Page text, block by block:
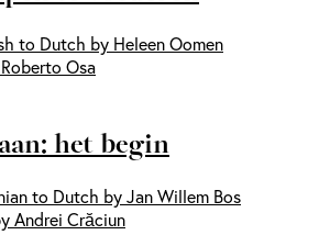
to Dutch by Heleen Oomen
Osa
het begin
to Dutch by Jan Willem Bos
Andrei Crăciun